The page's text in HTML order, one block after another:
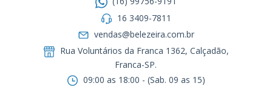
16 3409-7811
vendas@belezeira.com.br
Rua Voluntários da Franca 1362, Calçadão,
Franca-SP.ㅤㅤㅤㅤㅤㅤㅤㅤㅤㅤㅤ
09:00 as 18:00 - (Sab. 09 as 15)